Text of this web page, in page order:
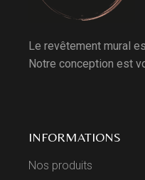
Le revêtement mural
Notre conception est
INFORMATIONS
Nos produits